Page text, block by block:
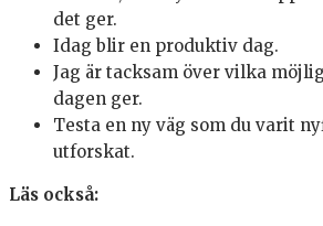
det ger.
Idag blir en produktiv dag.
Jag är tacksam över vilka
dagen ger.
Testa en ny väg som du varit
utforskat.
Läs också: